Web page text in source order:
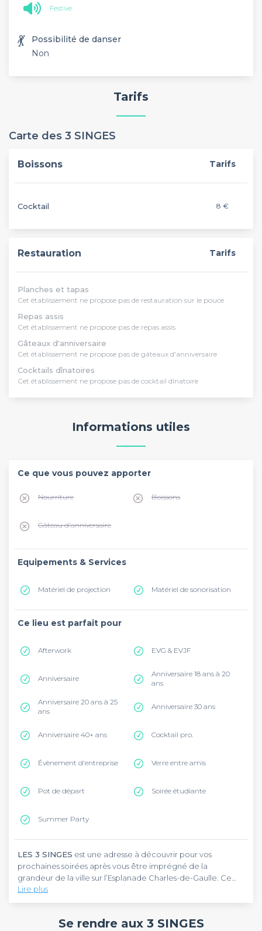
Festive
💃
Possibilité de danser
Non
Tarifs
Carte des 3 SINGES
Boissons Tarifs
Cocktail 8 €
Restauration Tarifs
Planches et tapas
Cet établissement ne propose pas de restauration sur le pouce
Repas assis
Cet établissement ne propose pas de repas assis
Gâteaux d'anniversaire
Cet établissement ne propose pas de gâteaux d'anniversaire
Cocktails dînatoires
Cet établissement ne propose pas de cocktail dînatoire
Informations utiles
Ce que vous pouvez apporter
Nourriture Boissons
Gâteau d'anniversaire
Equipements & Services
Matériel de projection Matériel de sonorisation
Ce lieu est parfait pour
Afterwork EVG & EVJF
Anniversaire
Anniversaire 18 ans à 20
ans
Anniversaire 20 ans à 25
ans
Anniversaire 30 ans
Anniversaire 40+ ans Cocktail pro.
Évènement d'entreprise Verre entre amis
Pot de départ Soirée étudiante
Summer Party
LES 3 SINGES est une adresse à découvrir pour vos
prochaines soirées après vous être imprégné de la
grandeur de la ville sur l’Esplanade Charles-de-Gaulle. Ce
bar de Montpellier
le quartier de l’Écusson. Cet établissement est à 200 mètres
LES 3 SINGESest un bar à cocktails qui assure une
Plongez dans l’atmosphère enchanteresse de ses lumières
Lire plus
Se rendre aux 3 SINGES